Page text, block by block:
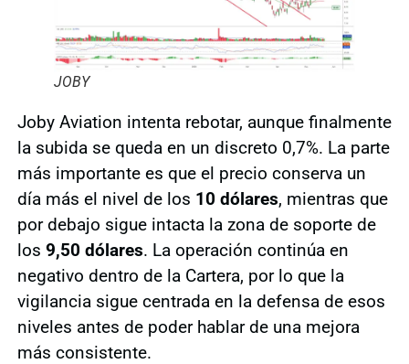
JOBY
Joby Aviation intenta rebotar, aunque finalmente
la subida se queda en un discreto 0,7%. La parte
más importante es que el precio conserva un
día más el nivel de los 10 dólares, mientras que
por debajo sigue intacta la zona de soporte de
los 9,50 dólares. La operación continúa en
negativo dentro de la Cartera, por lo que la
vigilancia sigue centrada en la defensa de esos
niveles antes de poder hablar de una mejora
más consistente.